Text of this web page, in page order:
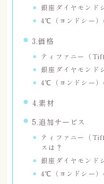
銀座ダイヤモンド
4℃（ヨンドシー）
3.価格
ティファニー（
銀座ダイヤモンド
4℃（ヨンドシー）
4.素材
5.追加サービス
ティファニー（
スは？
銀座ダイヤモンド
4℃（ヨンドシー）